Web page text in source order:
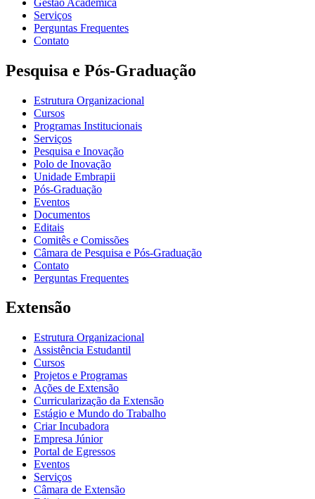
Serviços
Perguntas Frequentes
Contato
Pesquisa e Pós-Graduação
Estrutura Organizacional
Cursos
Programas Institucionais
Serviços
Pesquisa e Inovação
Polo de Inovação
Unidade Embrapii
Pós-Graduação
Eventos
Documentos
Editais
Comitês e Comissões
Câmara de Pesquisa e Pós-Graduação
Contato
Perguntas Frequentes
Extensão
Estrutura Organizacional
Assistência Estudantil
Cursos
Projetos e Programas
Ações de Extensão
Curricularização da Extensão
Estágio e Mundo do Trabalho
Criar Incubadora
Empresa Júnior
Portal de Egressos
Eventos
Serviços
Câmara de Extensão